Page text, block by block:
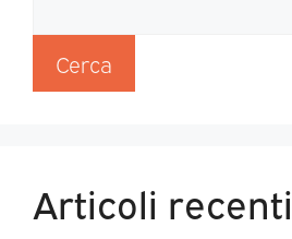
Cerca
Articoli recenti